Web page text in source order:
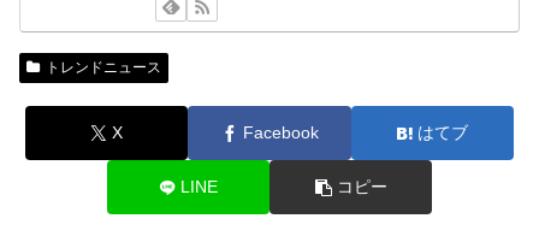
トレンドニュース
X Facebook はてブ
LINE コピー